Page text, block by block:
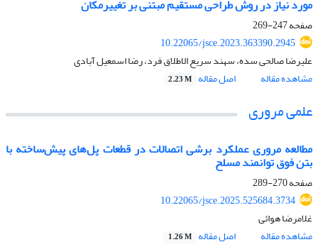
مورد نیاز در روش طراحی مستقیم مبتنی بر تغییرمکان
صفحه247-269
10.22065/jsce.2023.363390.2945
علیرضا صالحی سده، سهند سریع الاطلاق فرد، رضا اسمعیل آبادی
مشاهده مقاله
اصل مقاله 2.23 M
علمی مروری
مطالعه مروری عملکرد برشی اتصالات در قطعات پل‌های پیش‌ساخته با
بتن فوق توانمند مسلح
صفحه270-289
10.22065/jsce.2025.525684.3734
غلامرضا هوائی
مشاهده مقاله
اصل مقاله 1.26 M